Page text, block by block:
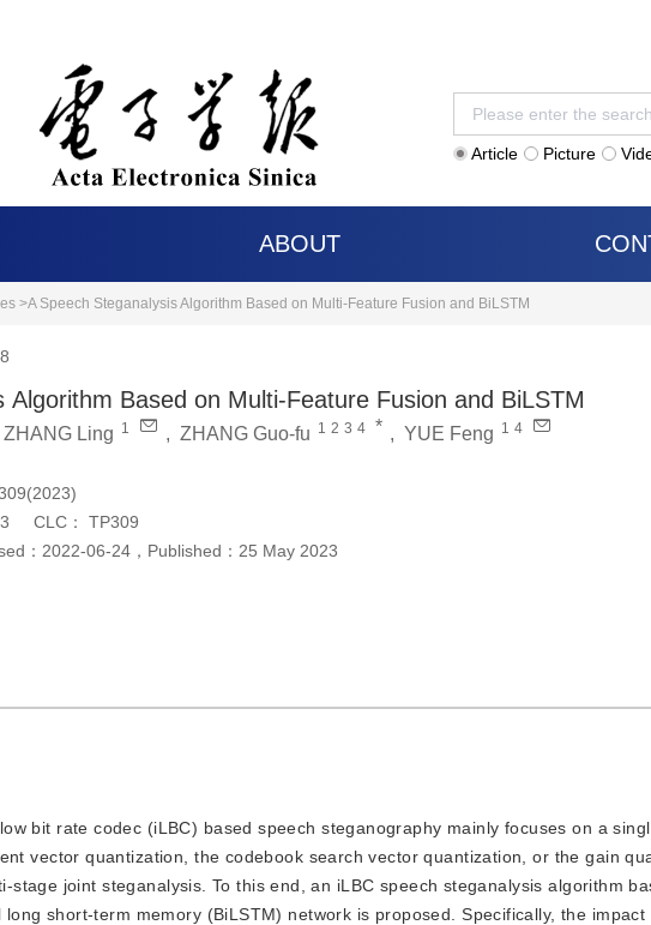
Article Picture
ABOUT
>A Speech Steganalysis Algorithm Based on Multi-Feature Fusion and BiLSTM
Algorithm Based on Multi-Feature Fusion and BiLSTM
ZHANG Ling 1 , ZHANG Guo-fu 1 2 3 4 * , YUE Feng 1 4
CLC：
TP309
： 2022-06-24 ， Published： 25 May 2023
bit rate codec (iLBC) based speech steganography mainly focuses on a
vector quantization, the codebook search vector quantization, or the gain
stage joint steganalysis. To this end, an iLBC speech steganalysis algorithm
short-term memory (BiLSTM) network is proposed. Specifically, the impact